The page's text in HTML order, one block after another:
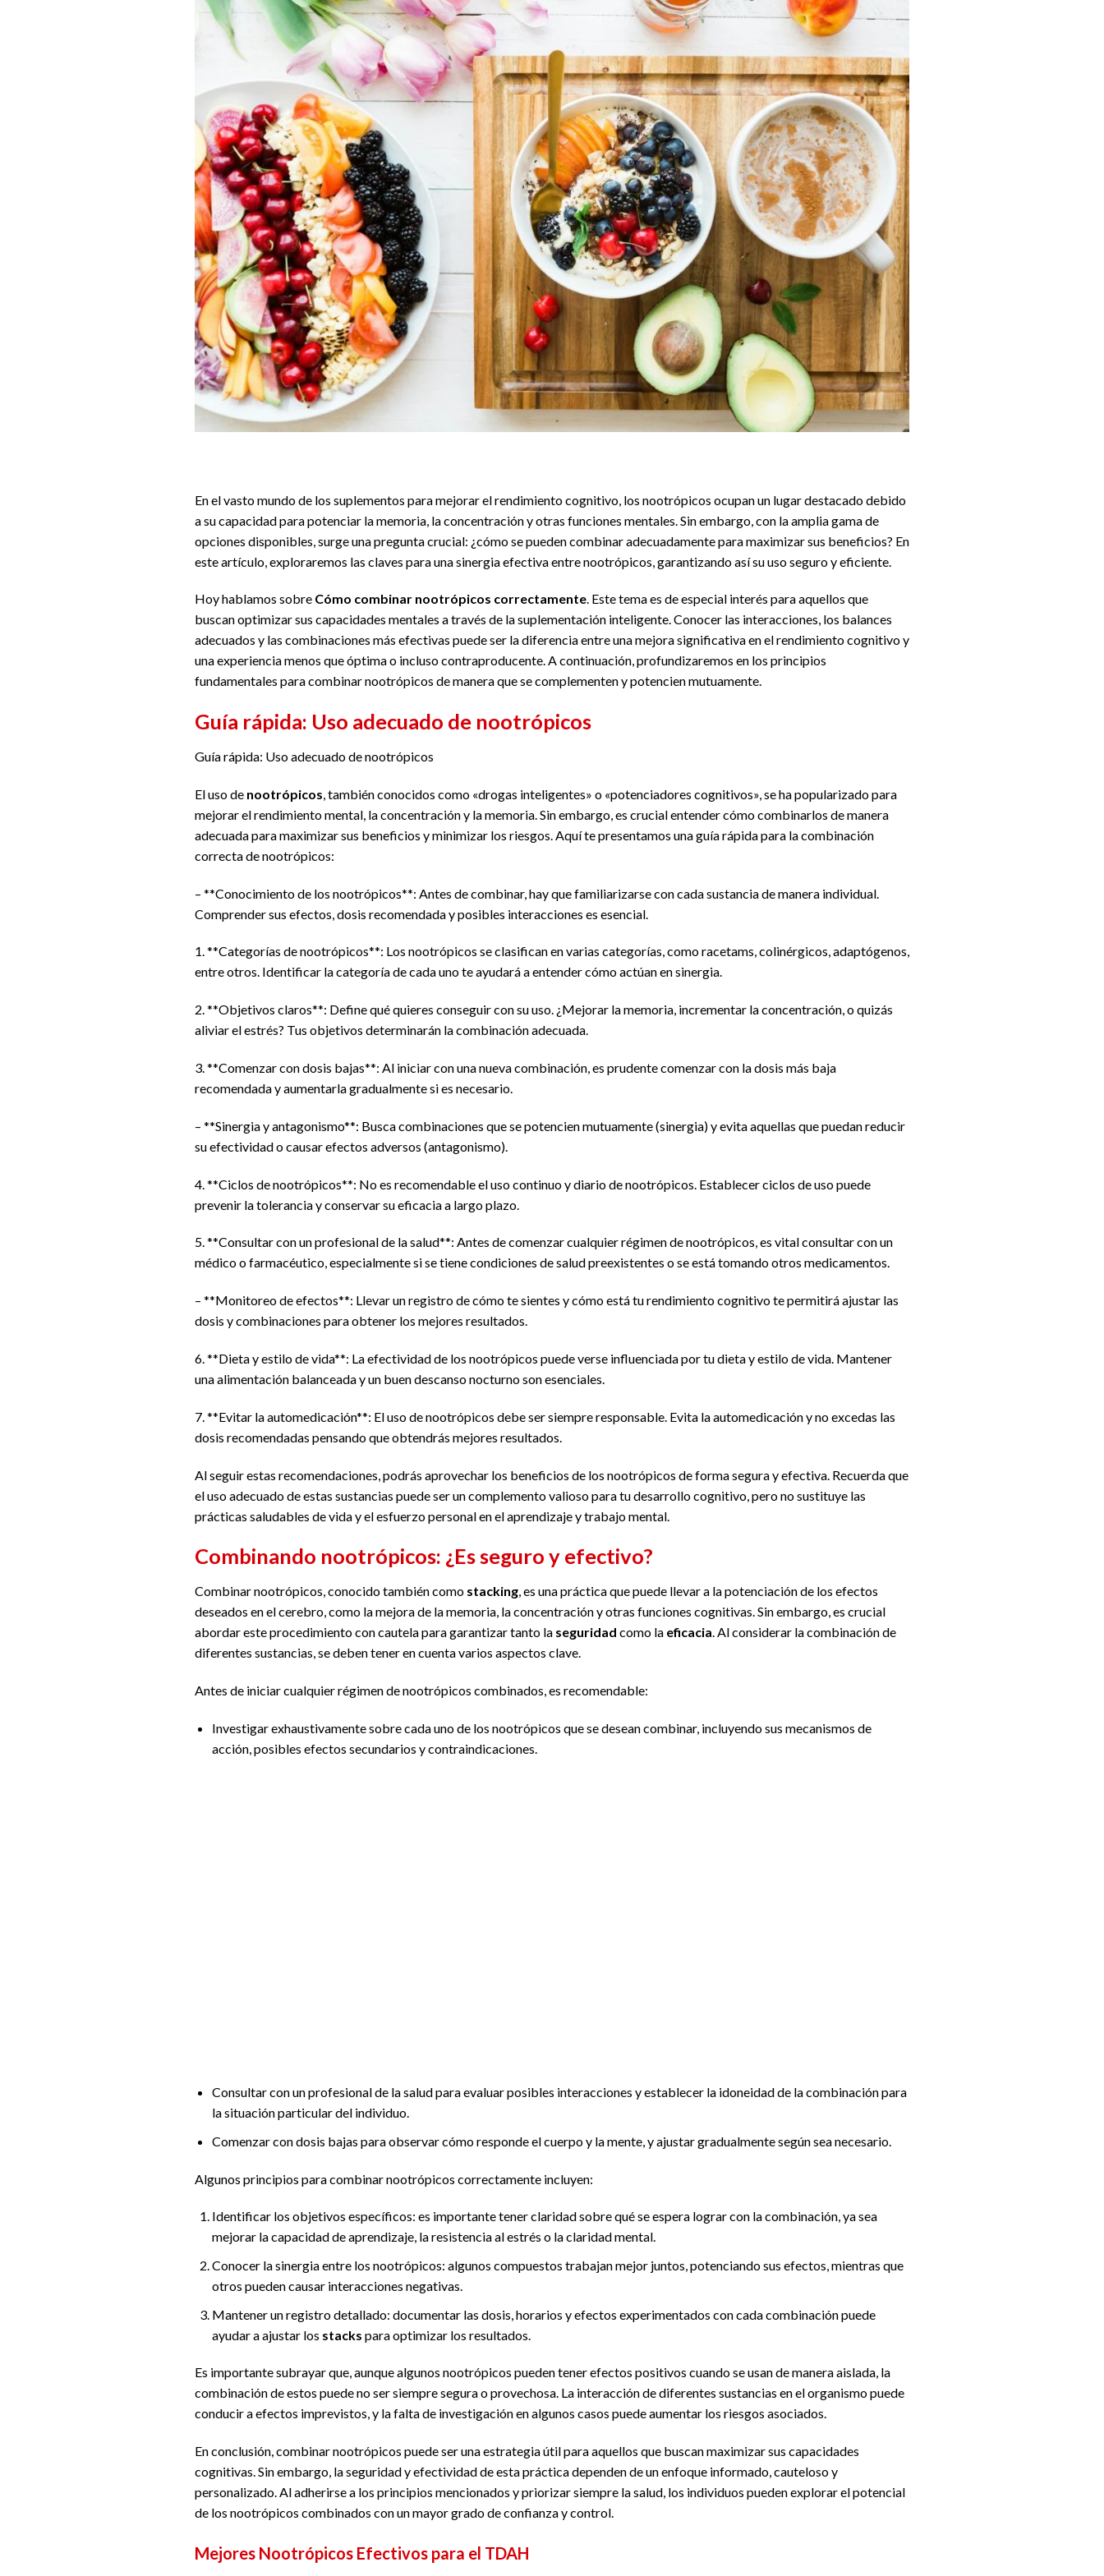
En el vasto mundo de los suplementos para mejorar el rendimiento cognitivo, los nootrópicos ocupan un lugar destacado debido
a su capacidad para potenciar la memoria, la concentración y otras funciones mentales. Sin embargo, con la amplia gama de
opciones disponibles, surge una pregunta crucial: ¿cómo se pueden combinar adecuadamente para maximizar sus beneficios? En
este artículo, exploraremos las claves para una sinergia efectiva entre nootrópicos, garantizando así su uso seguro y eficiente.
Hoy hablamos sobre Cómo combinar nootrópicos correctamente. Este tema es de especial interés para aquellos que
buscan optimizar sus capacidades mentales a través de la suplementación inteligente. Conocer las interacciones, los balances
adecuados y las combinaciones más efectivas puede ser la diferencia entre una mejora significativa en el rendimiento cognitivo y
una experiencia menos que óptima o incluso contraproducente. A continuación, profundizaremos en los principios
fundamentales para combinar nootrópicos de manera que se complementen y potencien mutuamente.
Guía rápida: Uso adecuado de nootrópicos
Guía rápida: Uso adecuado de nootrópicos
El uso de nootrópicos , también conocidos como «drogas inteligentes» o «potenciadores cognitivos», se ha popularizado para
mejorar el rendimiento mental, la concentración y la memoria. Sin embargo, es crucial entender cómo combinarlos de manera
adecuada para maximizar sus beneficios y minimizar los riesgos. Aquí te presentamos una guía rápida para la combinación
correcta de nootrópicos:
– **Conocimiento de los nootrópicos**: Antes de combinar, hay que familiarizarse con cada sustancia de manera individual.
Comprender sus efectos, dosis recomendada y posibles interacciones es esencial.
1. **Categorías de nootrópicos**: Los nootrópicos se clasifican en varias categorías, como racetams, colinérgicos, adaptógenos,
entre otros. Identificar la categoría de cada uno te ayudará a entender cómo actúan en sinergia.
2. **Objetivos claros**: Define qué quieres conseguir con su uso. ¿Mejorar la memoria, incrementar la concentración, o quizás
aliviar el estrés? Tus objetivos determinarán la combinación adecuada.
3. **Comenzar con dosis bajas**: Al iniciar con una nueva combinación, es prudente comenzar con la dosis más baja
recomendada y aumentarla gradualmente si es necesario.
– **Sinergia y antagonismo**: Busca combinaciones que se potencien mutuamente (sinergia) y evita aquellas que puedan reducir
su efectividad o causar efectos adversos (antagonismo).
4. **Ciclos de nootrópicos**: No es recomendable el uso continuo y diario de nootrópicos. Establecer ciclos de uso puede
prevenir la tolerancia y conservar su eficacia a largo plazo.
5. **Consultar con un profesional de la salud**: Antes de comenzar cualquier régimen de nootrópicos, es vital consultar con un
médico o farmacéutico, especialmente si se tiene condiciones de salud preexistentes o se está tomando otros medicamentos.
– **Monitoreo de efectos**: Llevar un registro de cómo te sientes y cómo está tu rendimiento cognitivo te permitirá ajustar las
dosis y combinaciones para obtener los mejores resultados.
6. **Dieta y estilo de vida**: La efectividad de los nootrópicos puede verse influenciada por tu dieta y estilo de vida. Mantener
una alimentación balanceada y un buen descanso nocturno son esenciales.
7. **Evitar la automedicación**: El uso de nootrópicos debe ser siempre responsable. Evita la automedicación y no excedas las
dosis recomendadas pensando que obtendrás mejores resultados.
Al seguir estas recomendaciones, podrás aprovechar los beneficios de los nootrópicos de forma segura y efectiva. Recuerda que
el uso adecuado de estas sustancias puede ser un complemento valioso para tu desarrollo cognitivo, pero no sustituye las
prácticas saludables de vida y el esfuerzo personal en el aprendizaje y trabajo mental.
Combinando nootrópicos: ¿Es seguro y efectivo?
Combinar nootrópicos, conocido también como stacking, es una práctica que puede llevar a la potenciación de los efectos
deseados en el cerebro, como la mejora de la memoria, la concentración y otras funciones cognitivas. Sin embargo, es crucial
abordar este procedimiento con cautela para garantizar tanto la seguridad como la eficacia. Al considerar la combinación de
diferentes sustancias, se deben tener en cuenta varios aspectos clave.
Antes de iniciar cualquier régimen de nootrópicos combinados, es recomendable:
Investigar exhaustivamente sobre cada uno de los nootrópicos que se desean combinar, incluyendo sus mecanismos de
acción, posibles efectos secundarios y contraindicaciones.
Consultar con un profesional de la salud para evaluar posibles interacciones y establecer la idoneidad de la combinación para
la situación particular del individuo.
Comenzar con dosis bajas para observar cómo responde el cuerpo y la mente, y ajustar gradualmente según sea necesario.
Algunos principios para combinar nootrópicos correctamente incluyen:
Identificar los objetivos específicos: es importante tener claridad sobre qué se espera lograr con la combinación, ya sea
mejorar la capacidad de aprendizaje, la resistencia al estrés o la claridad mental.
Conocer la sinergia entre los nootrópicos: algunos compuestos trabajan mejor juntos, potenciando sus efectos, mientras que
otros pueden causar interacciones negativas.
Mantener un registro detallado: documentar las dosis, horarios y efectos experimentados con cada combinación puede
ayudar a ajustar los stacks para optimizar los resultados.
Es importante subrayar que, aunque algunos nootrópicos pueden tener efectos positivos cuando se usan de manera aislada, la
combinación de estos puede no ser siempre segura o provechosa. La interacción de diferentes sustancias en el organismo puede
conducir a efectos imprevistos, y la falta de investigación en algunos casos puede aumentar los riesgos asociados.
En conclusión, combinar nootrópicos puede ser una estrategia útil para aquellos que buscan maximizar sus capacidades
cognitivas. Sin embargo, la seguridad y efectividad de esta práctica dependen de un enfoque informado, cauteloso y
personalizado. Al adherirse a los principios mencionados y priorizar siempre la salud, los individuos pueden explorar el potencial
de los nootrópicos combinados con un mayor grado de confianza y control.
Mejores Nootrópicos Efectivos para el TDAH